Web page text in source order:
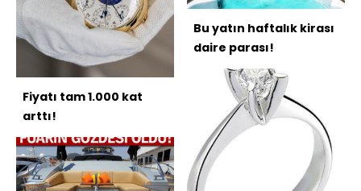
Fiyatı tam 1.000 kat
arttı!
Bu yatın haftalık kirası
daire parası!